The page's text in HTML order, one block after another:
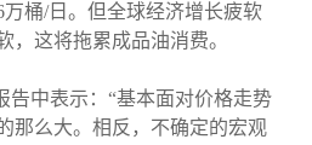
桶/日。但全球经济增长疲软
，这将拖累成品油消费。
告中表示：“基本面对价格走势
那么大。相反，不确定的宏观